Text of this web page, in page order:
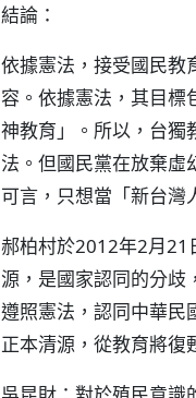
結論：
依據憲法，接受國民教
容。依據憲法，其目標
神教育」。所以，台獨
法。但國民黨在放棄虛
可言，只想當「新台灣
郝柏村於2012年2月21
源，是國家認同的分歧
遵照憲法，認同中華民
正本清源，從教育將復